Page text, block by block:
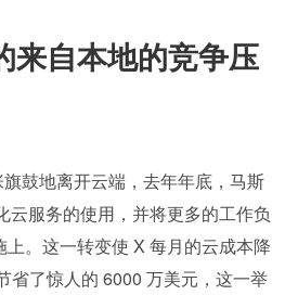
来自本地的竞争压
鼓地离开云端，去年年底，马斯
云服务的使用，并将更多的工作负
。这一转变使 X 每月的云成本降
省了惊人的 6000 万美元，这一举